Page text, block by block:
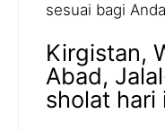
sesuai bagi
Kirgistan,
Abad,
sholat hari